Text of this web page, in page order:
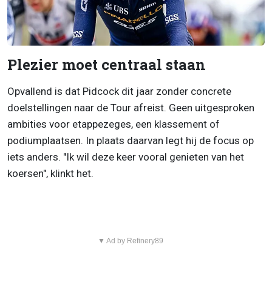
Plezier moet centraal staan
Opvallend is dat Pidcock dit jaar zonder concrete
doelstellingen naar de Tour afreist. Geen uitgesproken
ambities voor etappezeges, een klassement of
podiumplaatsen. In plaats daarvan legt hij de focus op
iets anders. "Ik wil deze keer vooral genieten van het
koersen", klinkt het.
▼ Ad by Refinery89